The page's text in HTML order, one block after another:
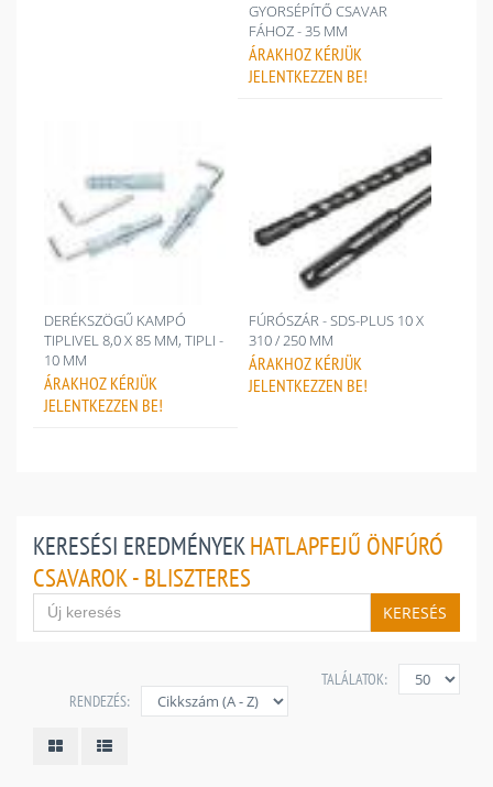
GYORSÉPÍTŐ CSAVAR
FÁHOZ - 35 MM
ÁRAKHOZ KÉRJÜK
JELENTKEZZEN BE!
DERÉKSZÖGŰ KAMPÓ
TIPLIVEL 8,0 X 85 MM, TIPLI -
10 MM
ÁRAKHOZ KÉRJÜK
JELENTKEZZEN BE!
FÚRÓSZÁR - SDS-PLUS 10 X
310 / 250 MM
ÁRAKHOZ KÉRJÜK
JELENTKEZZEN BE!
KERESÉSI EREDMÉNYEK HATLAPFEJŰ ÖNFÚRÓ
CSAVAROK - BLISZTERES
KERESÉS
TALÁLATOK:
RENDEZÉS: